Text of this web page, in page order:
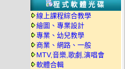
程式軟體光碟
線上課程綜合教學
繪圖、專業設計
專業、幼兒教學
商業、網路、一般
MTV,音樂,歌劇,演唱會
軟體合輯